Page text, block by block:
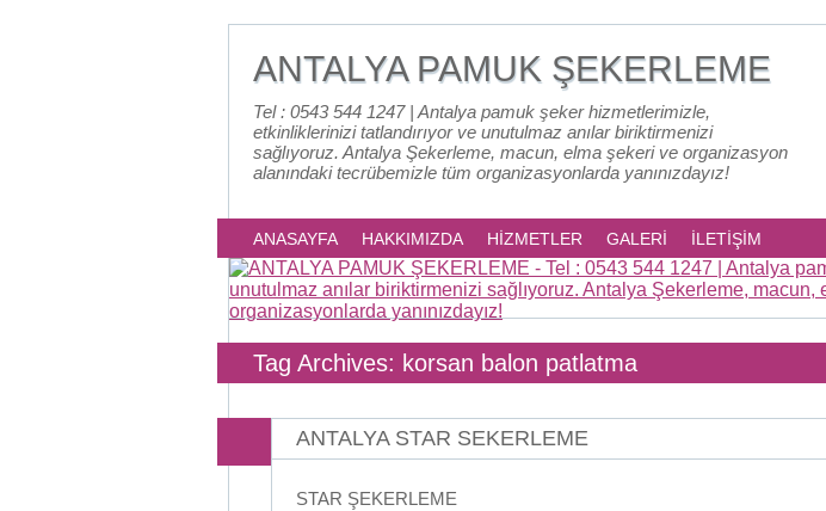
ANTALYA PAMUK ŞEKERLEME
Tel : 0543 544 1247 | Antalya pamuk şeker hizmetlerimizle,
etkinliklerinizi tatlandırıyor ve unutulmaz anılar biriktirmenizi
sağlıyoruz. Antalya Şekerleme, macun, elma şekeri ve organizasyon
alanındaki tecrübemizle tüm organizasyonlarda yanınızdayız!
ANASAYFA HAKKIMIZDA HİZMETLER GALERİ İLETİŞİM
Tag Archives: korsan balon patlatma
ANTALYA STAR SEKERLEME
STAR ŞEKERLEME